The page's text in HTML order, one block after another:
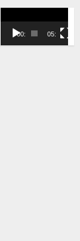
Video
00:00 05:10